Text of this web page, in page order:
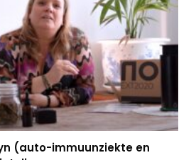
(auto-immuunziekte en